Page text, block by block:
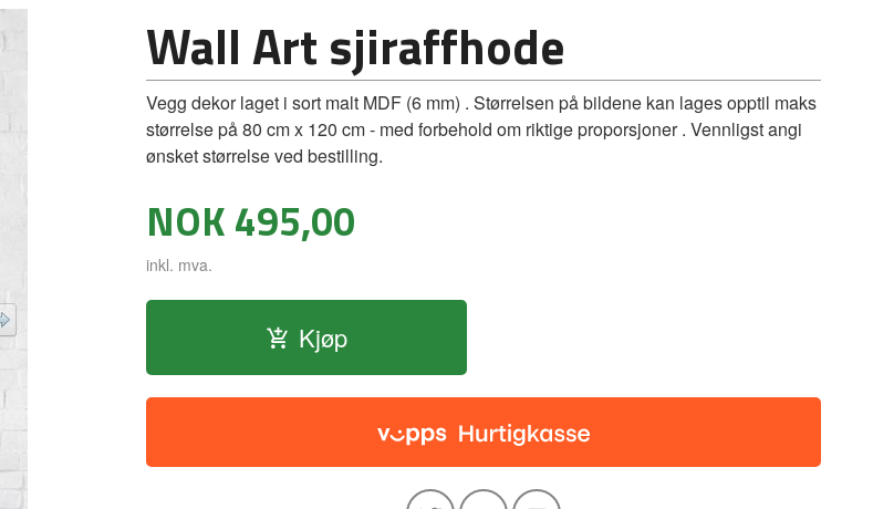
Wall Art sjiraffhode
Vegg dekor laget i sort malt MDF (6 mm) . Størrelsen på bildene kan lages opptil maks
størrelse på 80 cm x 120 cm - med forbehold om riktige proporsjoner . Vennligst angi
ønsket størrelse ved bestilling.
Pris
NOK495,00
inkl. mva.
Kjøp